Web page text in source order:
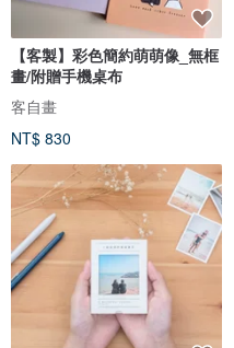
【客製】彩色簡約萌萌像_無框
畫/附贈手機桌布
客自畫
NT$ 830